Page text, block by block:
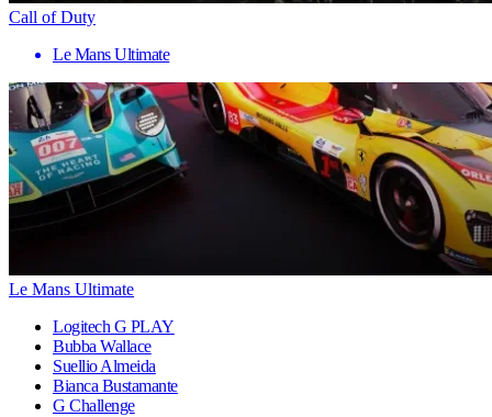
Call of Duty
Le Mans Ultimate
Le Mans Ultimate
Logitech G PLAY
Bubba Wallace
Suellio Almeida
Bianca Bustamante
G Challenge